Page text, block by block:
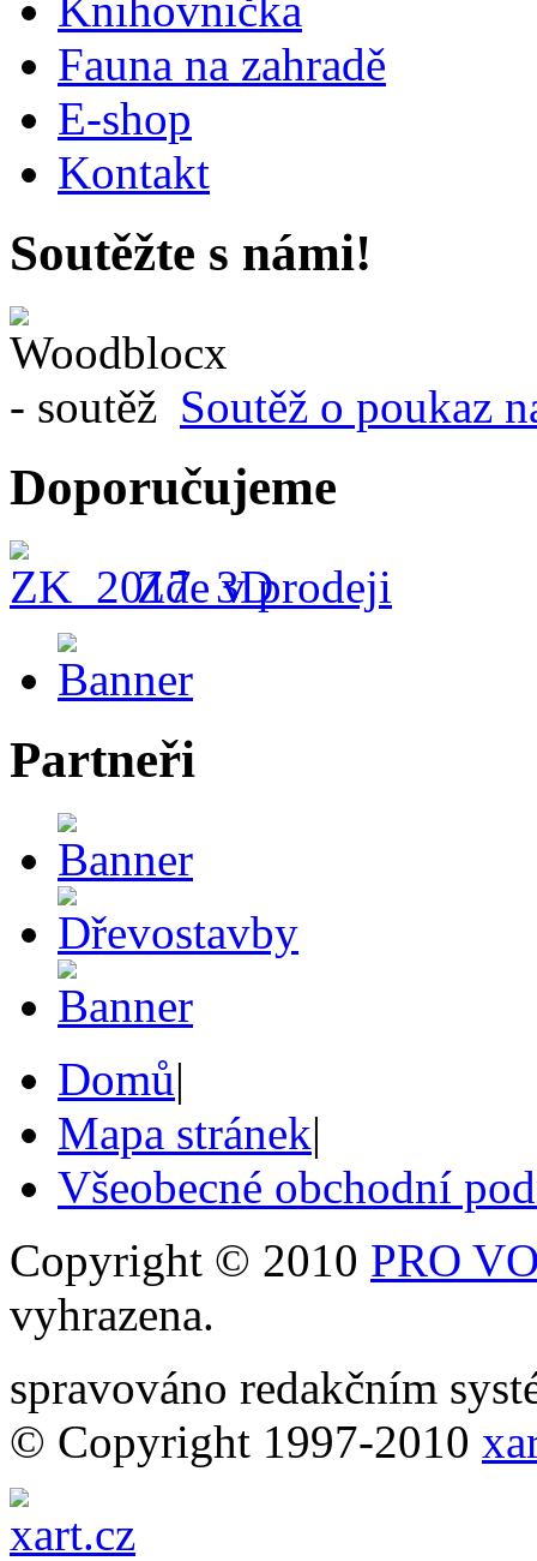
Knihovnička
Fauna na zahradě
E-shop
Kontakt
Soutěžte s námi!
Soutěž o poukaz
Doporučujeme
Zde v prodeji
Partneři
Domů|
Mapa stránek|
Všeobecné obchodní
Copyright © 2010 PRO
vyhrazena.
spravováno redakčním
© Copyright 1997-2010